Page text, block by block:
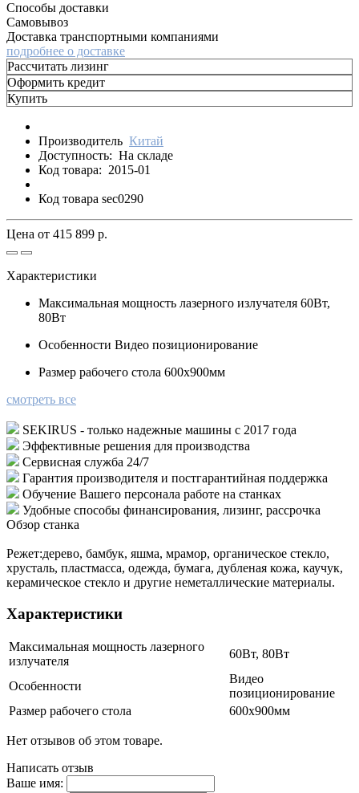
Способы доставки
Самовывоз
Доставка транспортными компаниями
подробнее о доставке
Рассчитать лизинг
Оформить кредит
Купить
Производитель Китай
Доступность: На складе
Код товара: 2015-01
Код товара sec0290
Цена от 415 899 р.
Характеристики
Максимальная мощность лазерного излучателя 60Вт,
80Вт
Особенности Видео позиционирование
Размер рабочего стола 600х900мм
смотреть все
SEKIRUS - только надежные машины с 2017 года
Эффективные решения для производства
Сервисная служба 24/7
Гарантия производителя и постгарантийная поддержка
Обучение Вашего персонала работе на станках
Удобные способы финансирования, лизинг, рассрочка
Обзор станка
Режет:дерево, бамбук, яшма, мрамор, органическое стекло,
хрусталь, пластмасса, одежда, бумага, дубленая кожа, каучук,
керамическое стекло и другие неметаллические материалы.
Характеристики
Максимальная мощность лазерного
излучателя
60Вт, 80Вт
Особенности
Видео
позиционирование
Размер рабочего стола
600х900мм
Нет отзывов об этом товаре.
Написать отзыв
Ваше имя: